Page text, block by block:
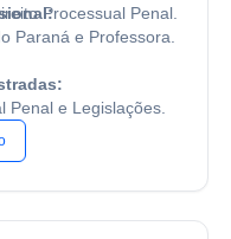
Processual Penal.
Paraná e Professora.
Penal e Legislações.